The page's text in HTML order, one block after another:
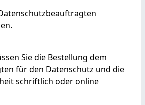
Sie die Bestellung dem
für den Datenschutz und die
schriftlich oder online